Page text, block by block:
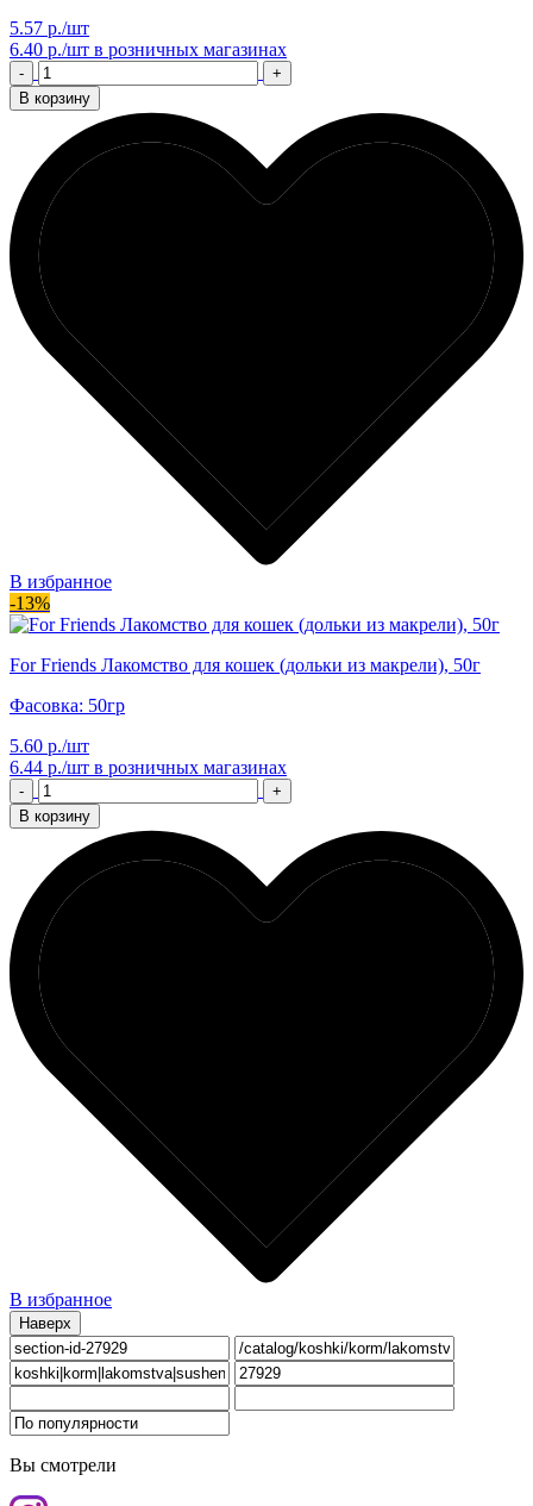
5.57 р./шт
6.40 р./шт в розничных магазинах
-
+
В корзину
В избранное
-13%
For Friends Лакомство для кошек (дольки из макрели), 50г
Фасовка: 50гр
5.60 р./шт
6.44 р./шт в розничных магазинах
-
+
В корзину
В избранное
Наверх
Вы смотрели